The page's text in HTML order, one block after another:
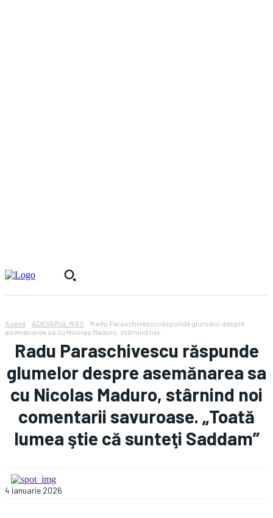
Acasă ADEVARUL RSS
Radu Paraschivescu răspunde glumelor despre
asemănarea sa cu Nicolas Maduro, stârnind noi...
Radu Paraschivescu răspunde
glumelor despre asemănarea sa
cu Nicolas Maduro, stârnind noi
comentarii savuroase. „Toată
lumea ştie că sunteţi Saddam”
4 ianuarie 2026